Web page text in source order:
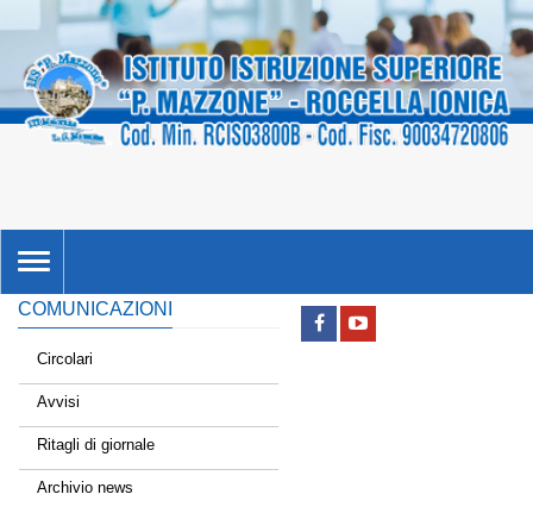
TOGGLE
NAVIGATION
COMUNICAZIONI
Circolari
Avvisi
Ritagli di giornale
Archivio news